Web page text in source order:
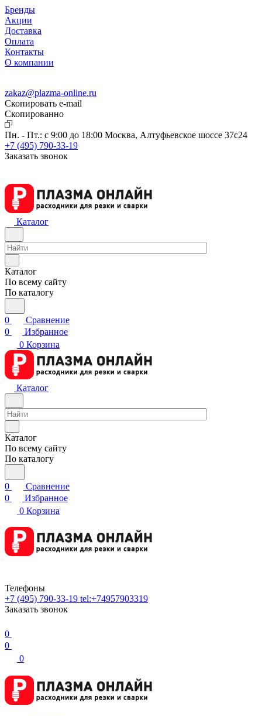
Бренды
Акции
Доставка
Оплата
Контакты
О компании
zakaz@plazma-online.ru
Скопировать e-mail
Cкопированно
Пн. - Пт.: с 9:00 до 18:00 Москва, Алтуфьевское шоссе 37с24
+7 (495) 790-33-19
Заказать звонок
Каталог
Каталог
По всему сайту
По каталогу
0
Сравнение
0
Избранное
0 Корзина
Каталог
Каталог
По всему сайту
По каталогу
0
Сравнение
0
Избранное
0 Корзина
Телефоны
+7 (495) 790-33-19 tel:+74957903319
Заказать звонок
0
0
0